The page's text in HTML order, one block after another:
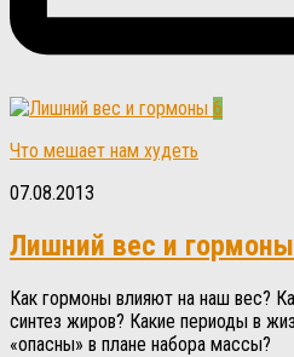
6
Что мешает нам худеть
07.08.2013
Лишний вес и гормоны
Как гормоны влияют на наш вес?
синтез жиров? Какие периоды в
«опасны» в плане набора массы?